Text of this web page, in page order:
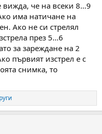
че на всеки 8...9
има натичане на
Ако не си стрелял
през 5...6
за зареждане на 2
първият изстрел е с
снимка, то